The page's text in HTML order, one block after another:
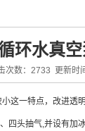
环水真
次数：2733 更新时
这一特点，改进透
头抽气,并设有加冰